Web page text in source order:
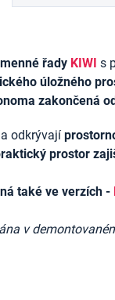
řady KIWI s
úložného
zakončená
odkrývají
prostor
také ve verzích -
v